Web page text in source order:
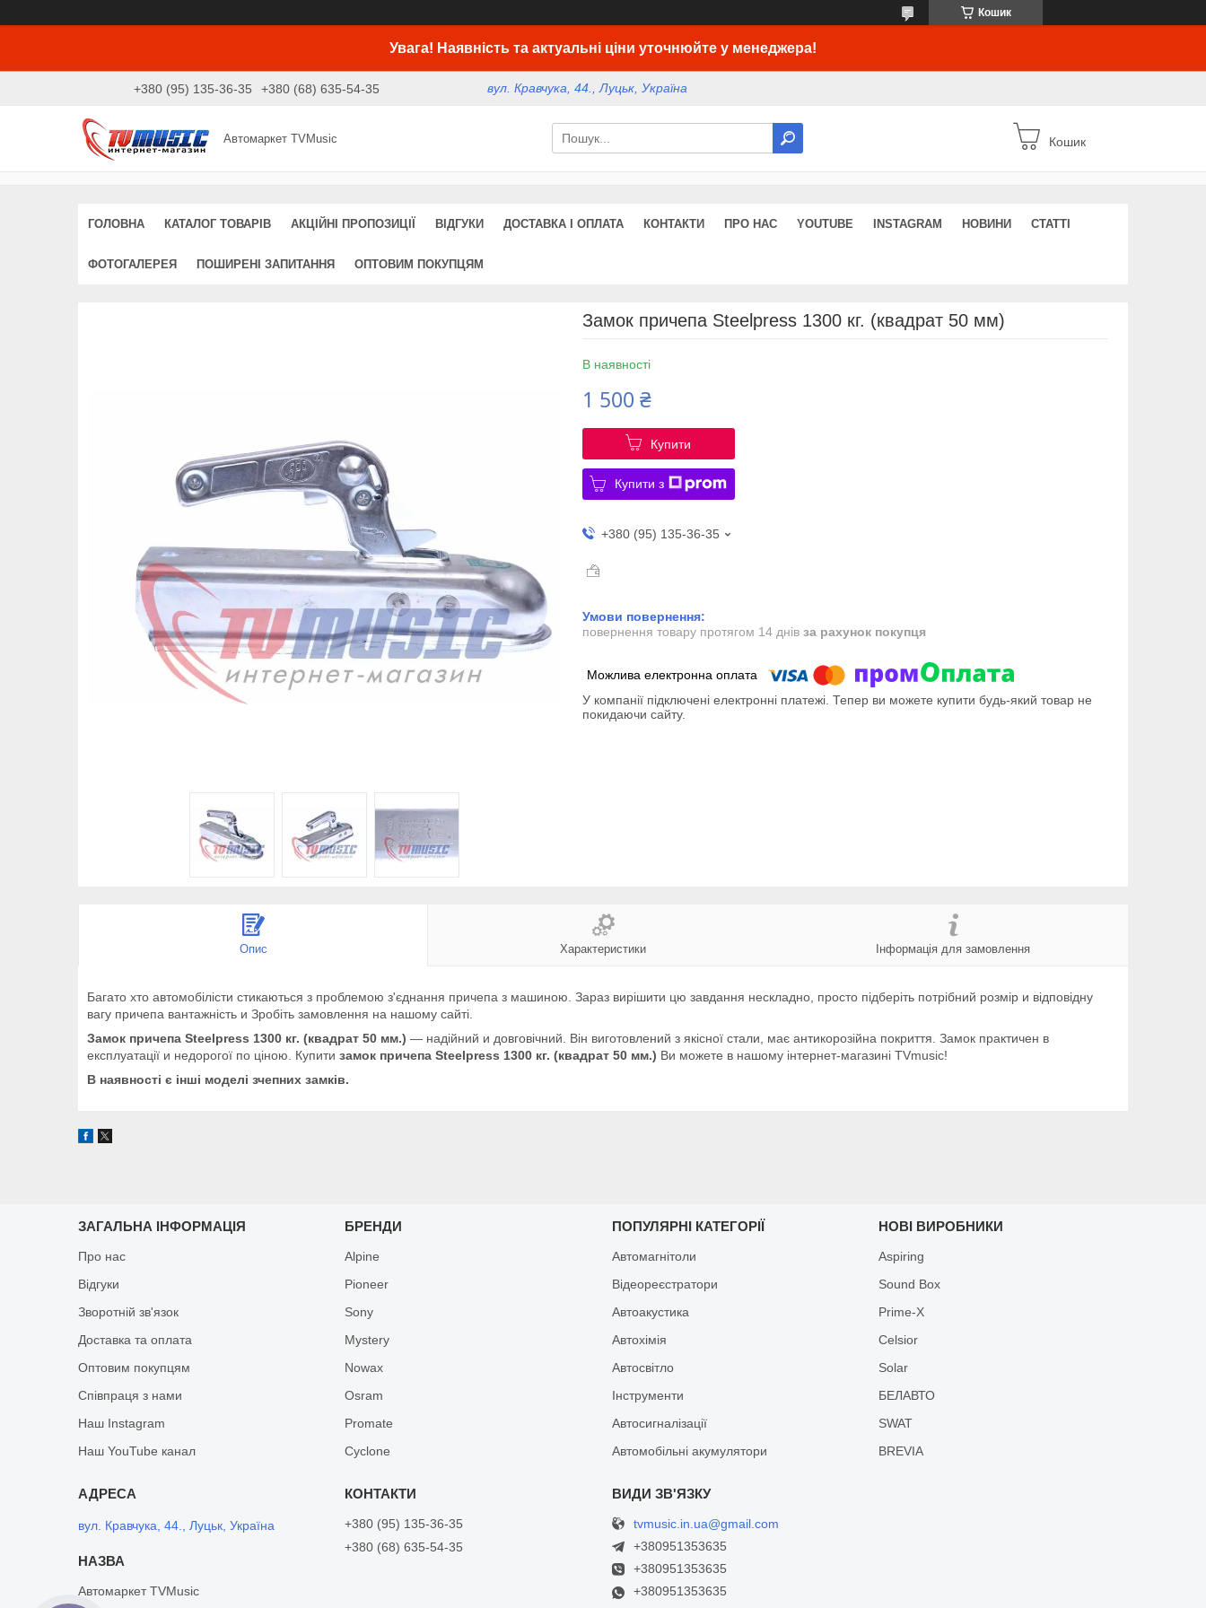
Кошик
Увага! Наявність та актуальні ціни уточнюйте у менеджера!
+380 (95) 135-36-35 +380 (68) 635-54-35 вул. Кравчука, 44., Луцьк, Україна
Автомаркет TVMusic Кошик
ГОЛОВНА КАТАЛОГ ТОВАРІВ АКЦІЙНІ ПРОПОЗИЦІЇ ВІДГУКИ ДОСТАВКА І ОПЛАТА КОНТАКТИ ПРО НАС YOUTUBE INSTAGRAM НОВИНИ СТАТТІ
ФОТОГАЛЕРЕЯ ПОШИРЕНІ ЗАПИТАННЯ ОПТОВИМ ПОКУПЦЯМ
Замок причепа Steelpress 1300 кг. (квадрат 50 мм)
В наявності
1 500 ₴
Купити
Купити з
+380 (95) 135-36-35
повернення товару протягом 14 днів за рахунок покупця
У компанії підключені електронні платежі. Тепер ви можете купити будь-який товар не
покидаючи сайту.
Опис Характеристики Інформація для замовлення
Багато хто автомобілісти стикаються з проблемою з'єднання причепа з машиною Зараз вирішити цю завдання нескладно просто підберіть потрібний розмір и відповідну
вагу причепа вантажність и Зробіть замовлення на нашому сайті
Замок причепа Steelpress 1300 кг. (квадрат 50 мм.) ― надійний и довговічний Він виготовлений з якісної стали має антикорозійна покриття Замок практичен в
експлуатації и недорогої по ціною . Купити замок причепа Steelpress 1300 кг. (квадрат 50 мм.) Ви можете в нашому інтернет-магазині TVmusic!
В наявності є інші моделі зчепних замків.
ЗАГАЛЬНА ІНФОРМАЦІЯ
Про нас
Відгуки
Зворотній зв'язок
Доставка та оплата
Оптовим покупцям
Співпраця з нами
Наш Instagram
Наш YouTube канал
БРЕНДИ
Alpine
Pioneer
Sony
Mystery
Nowax
Osram
Promate
Cyclone
ПОПУЛЯРНІ КАТЕГОРІЇ
Автомагнітоли
Відеореєстратори
Автоакустика
Автохімія
Автосвітло
Інструменти
Автосигналізації
Автомобільні акумулятори
НОВІ ВИРОБНИКИ
Aspiring
Sound Box
Prime-X
Celsior
Solar
БЕЛАВТО
SWAT
BREVIA
вул. Кравчука, 44., Луцьк, Україна
Автомаркет TVMusic
+380 (95) 135-36-35
+380 (68) 635-54-35
tvmusic.in.ua@gmail.com
+380951353635
+380951353635
+380951353635